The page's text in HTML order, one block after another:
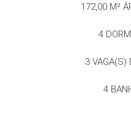
172,00 M²
4
3VAGA(S)
4